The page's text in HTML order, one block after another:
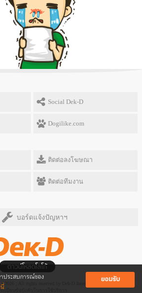
ประสบการณ์ของ
ยอมรับ
Social Dek-D
Dogilike.com
ติดต่อลงโฆษณา
ติดต่อทีมงาน
บอร์ดแจ้งปัญหาฯ
ดาวน์โหลดโลโก้
2026 ; All rights reserved by Dek-D Interactive Co.,Ltd.
ระเบียบข้อบังคับในการใช้บริการ